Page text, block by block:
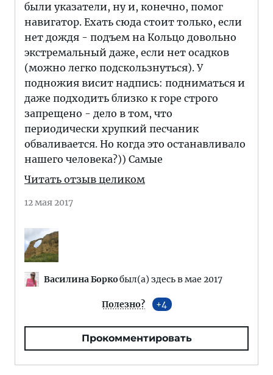
были указатели, ну и, конечно, помог
навигатор. Ехать сюда стоит только, если
нет дождя - подъем на Кольцо довольно
экстремальный даже, если нет осадков
(можно легко подскользнуться). У
подножия висит надпись: подниматься и
даже подходить близко к горе строго
запрещено - дело в том, что
периодически хрупкий песчаник
обваливается. Но когда это останавливало
нашего человека?)) Самые
Читать отзыв целиком
12 мая 2017
Василина Боркобыл(а) здесь в мае 2017
Полезно? 4
Прокомментировать